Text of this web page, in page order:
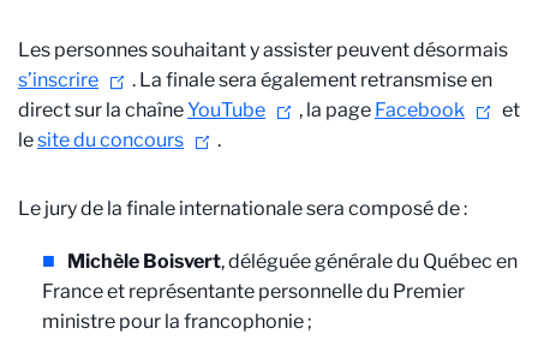
Les personnes souhaitant y assister peuvent désormais
s’inscrire
. La finale sera également retransmise en
direct sur la chaîneYouTube , la page Facebook
et
lesite du concours .
Le jury de la finale internationale sera composé de :
Michèle Boisvert, déléguée générale du Québec en
France et représentante personnelle du Premier
ministre pour la francophonie ;